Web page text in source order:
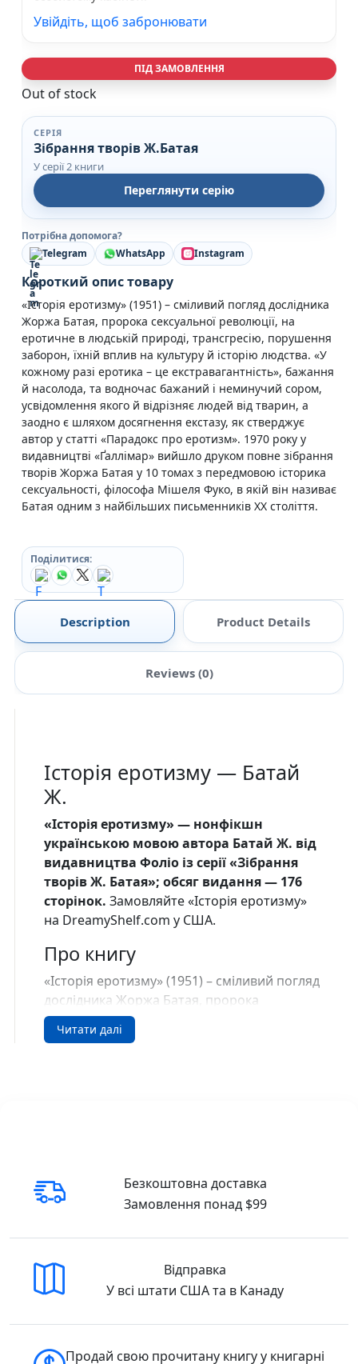
Увійдіть, щоб забронювати
ПІД ЗАМОВЛЕННЯ
Out of stock
СЕРІЯ
Зібрання творів Ж.Батая
У серії 2 книги
Переглянути серію
Потрібна допомога?
Telegram
WhatsApp Instagram
Короткий опис товару
«Історія еротизму» (1951) – сміливий погляд дослідника
Жоржа Батая, пророка сексуальної революції, на
еротичне в людській природі, трансгресію, порушення
заборон, їхній вплив на культуру й історію людства. «У
кожному разі еротика – це екстравагантність», бажання
й насолода, та водночас бажаний і неминучий сором,
усвідомлення якого й відрізняє людей від тварин, а
заодно є шляхом досягнення екстазу, як стверджує
автор у статті «Парадокс про еротизм». 1970 року у
видавництві «Ґаллімар» вийшло друком повне зібрання
творів Жоржа Батая у 10 томах з передмовою історика
сексуальності, філософа Мішеля Фуко, в якій він називає
Батая одним з найбільших письменників XX століття.
Поділитися:
Description Product Details
Reviews (0)
Історія еротизму — Батай
Ж.
«Історія еротизму» — нонфікшн
українською мовою автора Батай Ж. від
видавництва Фоліо із серії «Зібрання
творів Ж. Батая»; обсяг видання — 176
сторінок. Замовляйте «Історія еротизму»
на DreamyShelf.com у США.
Про книгу
«Історія еротизму» (1951) – сміливий погляд
дослідника Жоржа Батая, пророка
сексуальної революції, на еротичне в
людській природі, трансгресію, порушення
«Парадокс про еротизм». 1970 року у
видавництві «Ґаллімар» вийшло друком
сексуальності, філософа Мішеля Фуко, в якій
він називає Батая одним з найбільших
Зібрання творів Ж.
Читати далі
Безкоштовна доставка
Замовлення понад $99
Відправка
У всі штати США та в Канаду
Продай свою прочитану книгу у книгарні